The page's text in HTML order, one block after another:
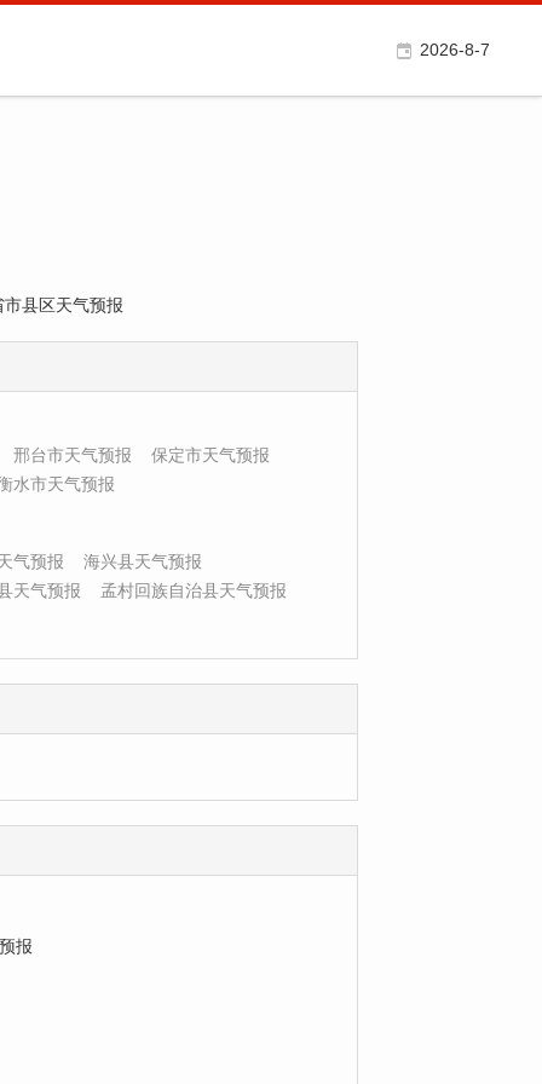
2026-8-7
县区天气预报
邢台市天气预报
保定市天气预报
水市天气预报
气预报
海兴县天气预报
天气预报
孟村回族自治县天气预报
报